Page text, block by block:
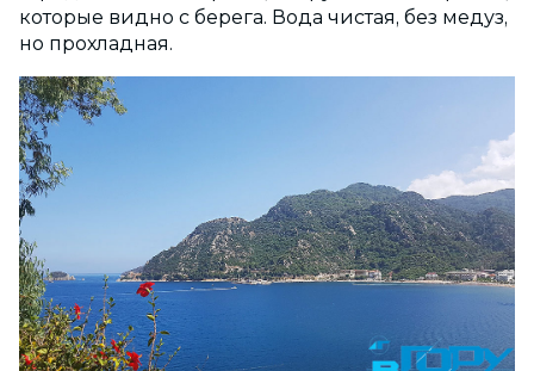
которые видно с берега. Вода чистая, без медуз,
но прохладная.